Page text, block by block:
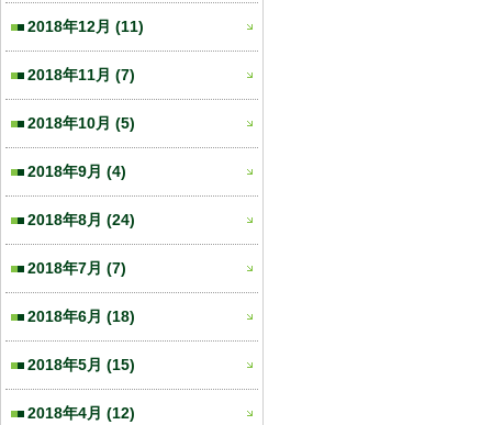
2018年12月 (11)
2018年11月 (7)
2018年10月 (5)
2018年9月 (4)
2018年8月 (24)
2018年7月 (7)
2018年6月 (18)
2018年5月 (15)
2018年4月 (12)